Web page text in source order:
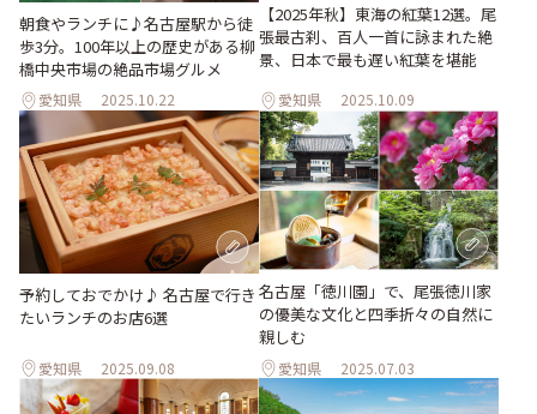
朝食やランチに♪名古屋駅から徒
歩3分。100年以上の歴史がある柳
橋中央市場の絶品市場グルメ
愛知県 2025.10.22
【2025年秋】東海の紅葉12選。尾
張最古刹、百人一首に詠まれた絶
景、日本で最も遅い紅葉を堪能
愛知県 2025.10.09
予約しておでかけ♪ 名古屋で行き
たいランチのお店6選
愛知県 2025.09.08
名古屋「徳川園」で、尾張徳川家
の優美な文化と四季折々の自然に
親しむ
愛知県 2025.07.03